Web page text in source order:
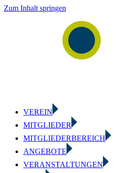
Zum Inhalt springen
VEREIN
MITGLIEDER
MITGLIEDERBEREICH
ANGEBOTE
VERANSTALTUNGEN